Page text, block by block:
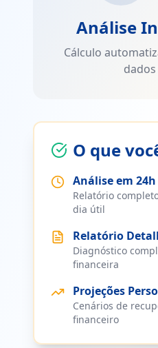
Análise
Cálculo
O que
Análise em 24h
Relatório
dia útil
Relatório
Diagnóstico
financeira
Projeções
Cenários de
financeiro